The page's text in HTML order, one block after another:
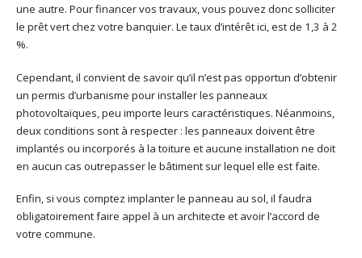
une autre. Pour financer vos travaux, vous pouvez donc solliciter
le prêt vert chez votre banquier. Le taux d’intérêt ici, est de 1,3 à 2
%.
Cependant, il convient de savoir qu’il n’est pas opportun d’obtenir
un permis d’urbanisme pour installer les panneaux
photovoltaïques, peu importe leurs caractéristiques. Néanmoins,
deux conditions sont à respecter : les panneaux doivent être
implantés ou incorporés à la toiture et aucune installation ne doit
en aucun cas outrepasser le bâtiment sur lequel elle est faite.
Enfin, si vous comptez implanter le panneau au sol, il faudra
obligatoirement faire appel à un architecte et avoir l’accord de
votre commune.